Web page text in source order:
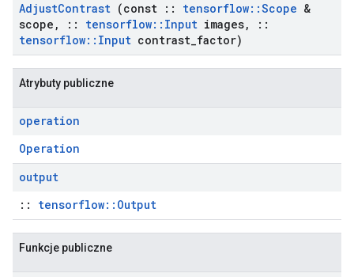
AdjustContrast (const :: tensorflow::Scope &
scope , :: tensorflow:: Input images,
::
tensorflow:: Input contrast factor)
Atrybuty publiczne
operation
Operation
output
:: tensorflow::Output
Funkcje publiczne